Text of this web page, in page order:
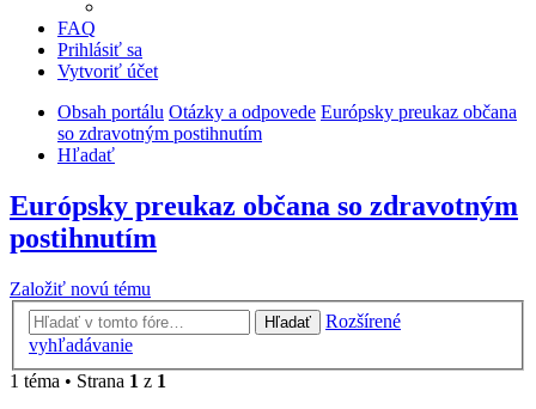
FAQ
Prihlásiť sa
Vytvoriť účet
Obsah portálu Otázky a odpovede Európsky preukaz občana
so zdravotným postihnutím
Hľadať
Európsky preukaz občana so zdravotným
postihnutím
Založiť novú tému
Hľadať
Rozšírené
vyhľadávanie
1 téma • Strana 1 z 1